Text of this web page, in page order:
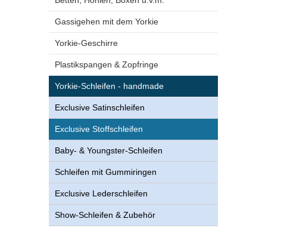
Gassigehen mit dem Yorkie
Yorkie-Geschirre
Plastikspangen & Zopfringe
Yorkie-Schleifen - handmade
Exclusive Satinschleifen
Exclusive Stoffschleifen
Baby- & Youngster-Schleifen
Schleifen mit Gummiringen
Exclusive Lederschleifen
Show-Schleifen & Zubehör